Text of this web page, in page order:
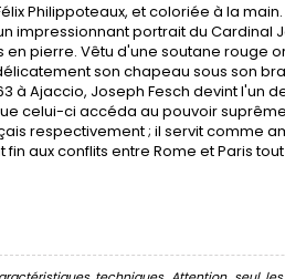
Philippoteaux, et coloriée à la
impressionnant portrait du Cardinal
pierre. Vêtu d'une soutane rouge
son chapeau sous son
à Ajaccio, Joseph Fesch devint l'un
celui-ci accéda au pouvoir
respectivement ; il servit comme
aux conflits entre Rome et Paris